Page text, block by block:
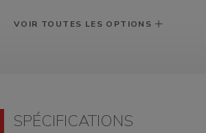
VOIR TOUTES LES OPTIONS
SPÉCIFICATIONS